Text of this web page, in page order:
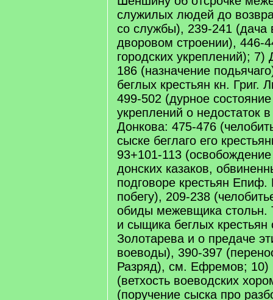
служилых людей до
со службы), 239-241 (дача
дворовом строении), 446-
городских укреплений);
186 (назначение
беглых крестьян кн. Григ.
499-502 (дурное состояние
укреплений о недостаток
Донкова: 475-476
сыске беглаго его
93+101-113
донских казаков,
подговоре крестьян Епиф.
побегу), 209-238
обиды межевщика стольн.
и сыщика беглых
Золотарева и о предаче
воеводы), 390-397
Разряд), см. Ефремов;
(ветхость воеводских
(поручение сыска про